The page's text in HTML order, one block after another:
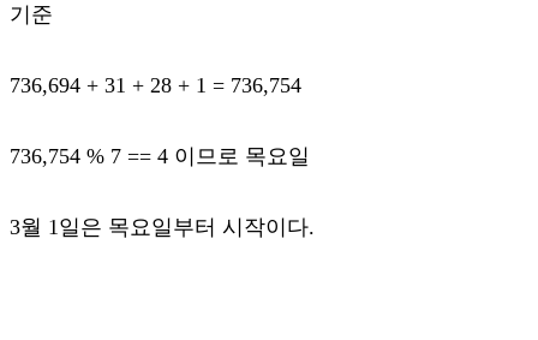
기준
736,694 + 31 + 28 + 1 = 736,754
736,754 % 7 == 4 이므로 목요일
3월 1일은 목요일부터 시작이다.